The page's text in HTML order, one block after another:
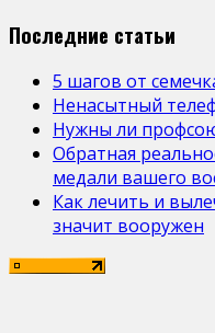
Последние статьи
5 шагов от
Ненасытный
Нужны ли
Обратная
медали вашего
Как лечить и
значит вооружен